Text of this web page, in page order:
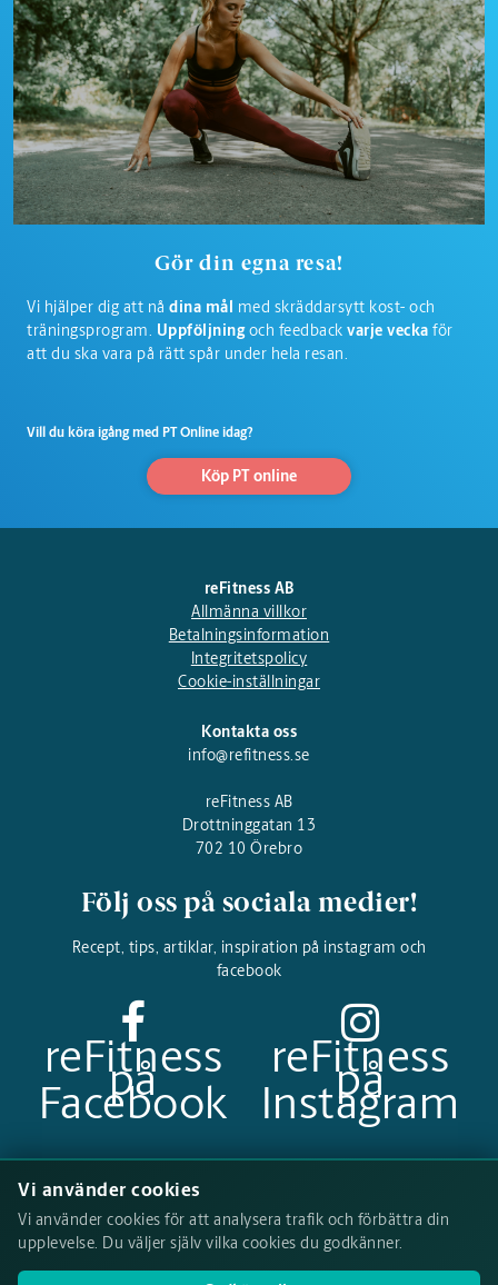
Gör din egna resa!
Vi hjälper dig att nå dina mål med skräddarsytt kost- och
träningsprogram. Uppföljningoch feedback varje vecka för
att du ska vara på rätt spår under hela resan.
Vill du köra igång med PT Online idag?
Köp PT online
reFitness AB
Allmänna villkor
Betalningsinformation
Integritetspolicy
Cookie-inställningar
Kontakta oss
info@refitness.se
reFitness AB
Drottninggatan 13
702 10 Örebro
Följ oss på sociala medier!
Recept, tips, artiklar, inspiration på instagram och
facebook
reFitness
på
Facebook
reFitness
på
Instagram
Vi använder cookies
Vi använder cookies för att analysera trafik och förbättra din
upplevelse. Du väljer själv vilka cookies du godkänner.